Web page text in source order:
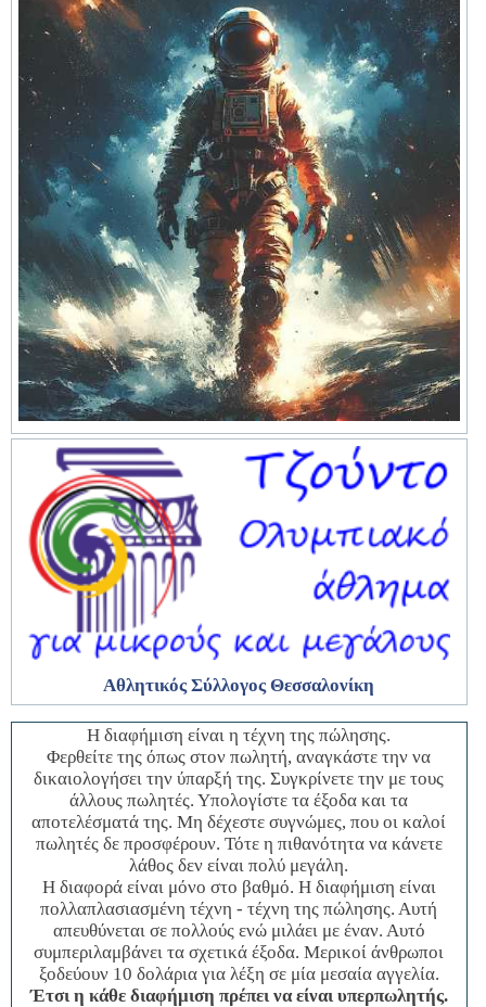
Αθλητικός ΣύλλογοςΘεσσαλονίκη
Η διαφήμιση είναι η τέχνη της πώλησης.
Φερθείτε της όπως στον πωλητή, αναγκάστε την να
δικαιολογήσει την ύπαρξή της. Συγκρίνετε την με τους
άλλους πωλητές. Υπολογίστε τα έξοδα και τα
αποτελέσματά της. Μη δέχεστε συγνώμες, που οι καλοί
πωλητές δε προσφέρουν. Τότε η πιθανότητα να κάνετε
λάθος δεν είναι πολύ μεγάλη.
Η διαφορά είναι μόνο στο βαθμό. Η διαφήμιση είναι
πολλαπλασιασμένη τέχνη - τέχνη της πώλησης. Αυτή
απευθύνεται σε πολλούς ενώ μιλάει με έναν. Αυτό
συμπεριλαμβάνει τα σχετικά έξοδα. Μερικοί άνθρωποι
ξοδεύουν 10 δολάρια για λέξη σε μία μεσαία αγγελία.
Έτσι η κάθε διαφήμιση πρέπει να είναι υπερπωλητής.